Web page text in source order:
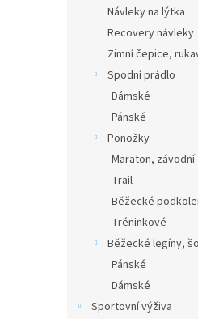
Návleky na lýtka
Recovery návleky
Zimní čepice,
Spodní prádlo
Dámské
Pánské
Ponožky
Maraton, závodní
Trail
Běžecké
Tréninkové
Běžecké legíny,
Pánské
Dámské
Sportovní výživa